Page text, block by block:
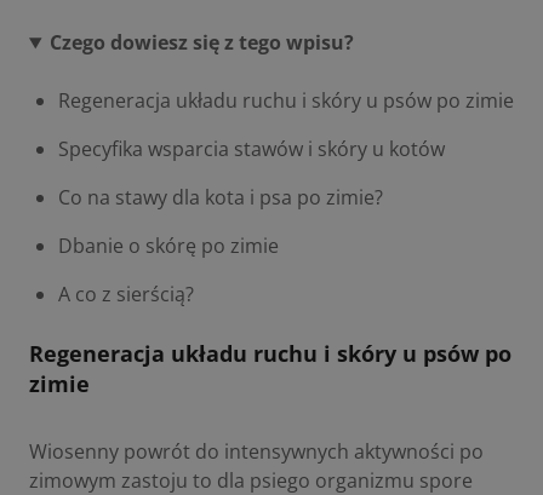
Czego dowiesz się z tego wpisu?
Regeneracja układu ruchu i skóry u psów po zimie
Specyfika wsparcia stawów i skóry u kotów
Co na stawy dla kota i psa po zimie?
Dbanie o skórę po zimie
A co z sierścią?
Regeneracja układu ruchu i skóry u psów po
zimie
Wiosenny powrót do intensywnych aktywności po
zimowym zastoju to dla psiego organizmu spore